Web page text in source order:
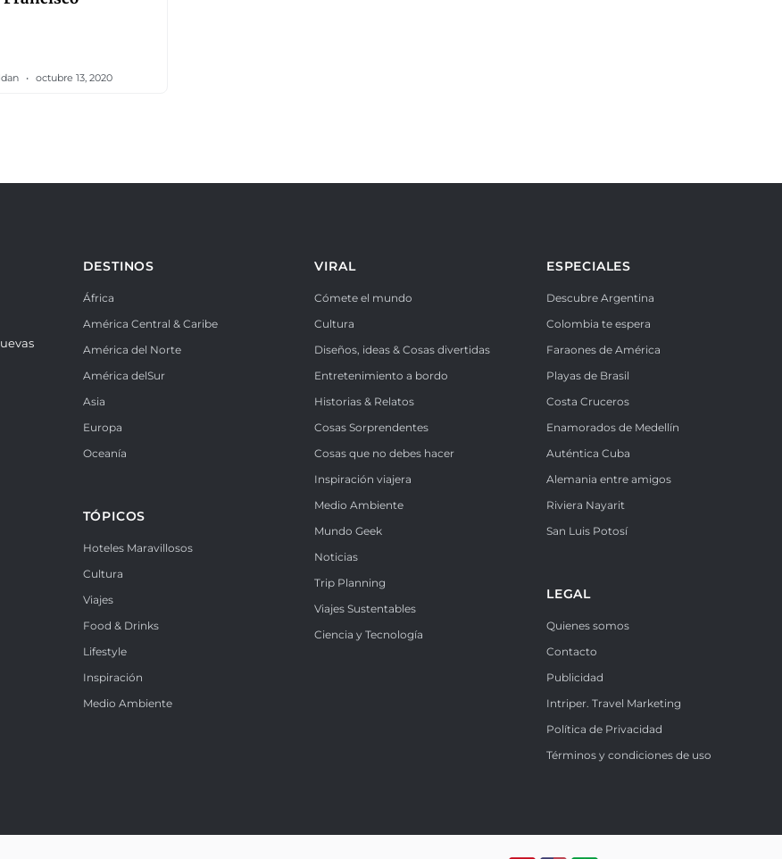
octubre 13, 2020
DESTINOS
África
América Central & Caribe
América del Norte
América delSur
Asia
Europa
Oceanía
TÓPICOS
Hoteles Maravillosos
Cultura
Viajes
Food & Drinks
Lifestyle
Inspiración
Medio Ambiente
VIRAL
Cómete el mundo
Cultura
Diseños, ideas & Cosas divertidas
Entretenimiento a bordo
Historias & Relatos
Cosas Sorprendentes
Cosas que no debes hacer
Inspiración viajera
Medio Ambiente
Mundo Geek
Noticias
Trip Planning
Viajes Sustentables
Ciencia y Tecnología
ESPECIALES
Descubre Argentina
Colombia te espera
Faraones de América
Playas de Brasil
Costa Cruceros
Enamorados de Medellín
Auténtica Cuba
Alemania entre amigos
Riviera Nayarit
San Luis Potosí
LEGAL
Quienes somos
Contacto
Publicidad
Intriper. Travel Marketing
Política de Privacidad
Términos y condiciones de uso